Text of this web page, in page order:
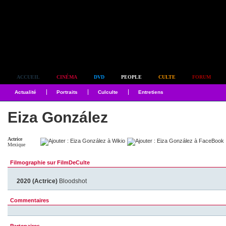
ACCUEIL CINÉMA DVD PEOPLE CULTE FORUM
Actualité Portraits Culculte Entretiens
Eiza González
Actrice
Mexique
Filmographie sur FilmDeCulte
2020 (Actrice) Bloodshot
Commentaires